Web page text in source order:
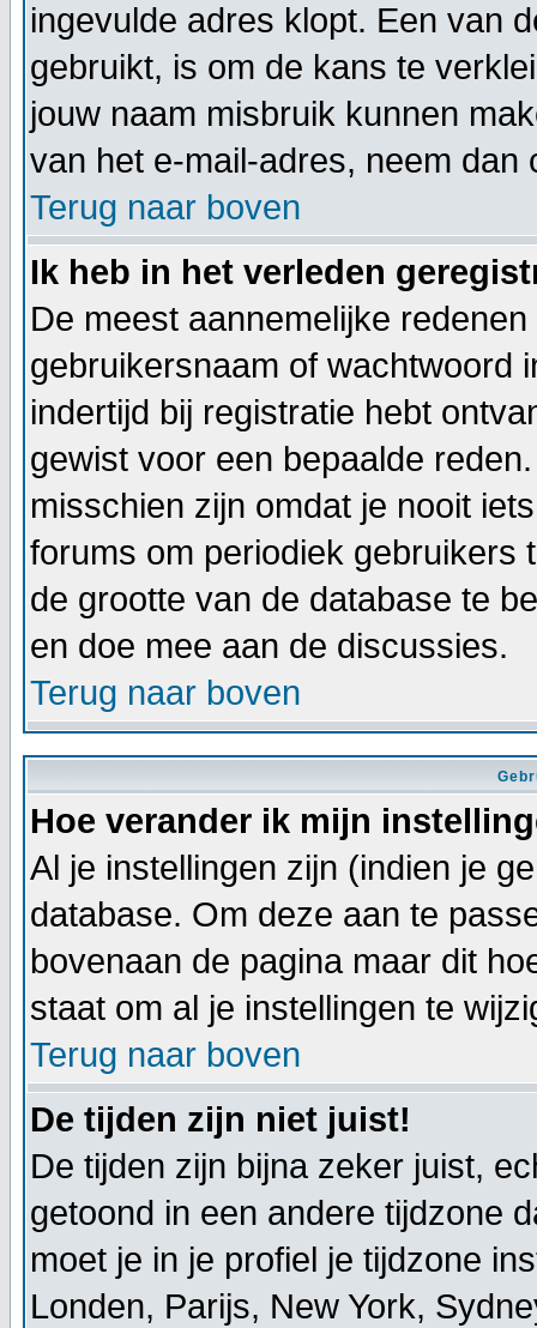
ingevulde adres klopt. Een van
gebruikt, is om de kans te
jouw naam misbruik kunnen
van het e-mail-adres, neem dan
Terug naar boven
Ik heb in het verleden
De meest aannemelijke
gebruikersnaam of wachtwoord
indertijd bij registratie hebt
gewist voor een bepaalde
misschien zijn omdat je nooit
forums om periodiek gebruikers
de grootte van de database te
en doe mee aan de discussies.
Terug naar boven
Hoe verander ik mijn
Al je instellingen zijn (indien je
database. Om deze aan te
bovenaan de pagina maar dit
staat om al je instellingen te
Terug naar boven
De tijden zijn niet juist!
De tijden zijn bijna zeker juist,
getoond in een andere tijdzone
moet je in je profiel je tijdzone
Londen, Parijs, New York,